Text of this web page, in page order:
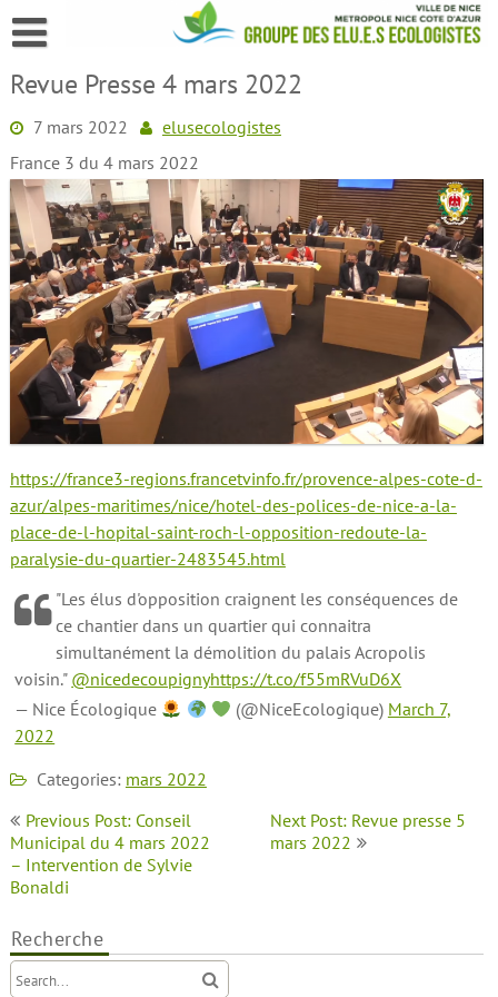
to
content
Revue Presse 4 mars 2022
7 mars 2022
elusecologistes
France 3 du 4 mars 2022
https://france3-regions.francetvinfo.fr/provence-alpes-cote-d-
azur/alpes-maritimes/nice/hotel-des-polices-de-nice-a-la-
place-de-l-hopital-saint-roch-l-opposition-redoute-la-
paralysie-du-quartier-2483545.html
"Les élus d'opposition craignent les conséquences de
ce chantier dans un quartier qui connaitra
simultanément la démolition du palais Acropolis
voisin." @nicedecoupignyhttps://t.co/f55mRVuD6X
— Nice Écologique
(@NiceEcologique) March 7,
2022
Categories: mars 2022
Navigation
de
l’article
Previous Post: Conseil
Municipal du 4 mars 2022
– Intervention de Sylvie
Bonaldi
Next Post: Revue presse 5
mars 2022
Recherche